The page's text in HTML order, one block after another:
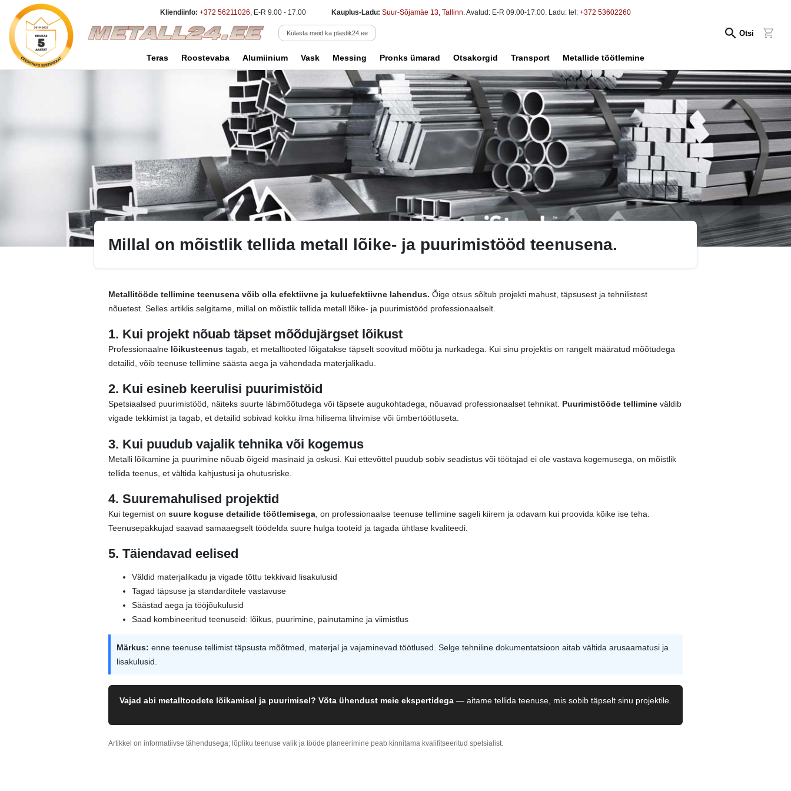
Kliendiinfo: +372 56211026, E-R 9.00 - 17.00 Kauplus-Ladu: Suur-Sõjamäe 13, Tallinn. Avatud: E-R 09.00-17.00. Ladu: tel: +372 53602260
Külasta meid ka plastik24.ee Otsi
Teras Roostevaba Alumiinium Vask Messing Pronks ümarad Otsakorgid Transport Metallide töötlemine
Millal on mõistlik tellida metall lõike- ja puurimistööd teenusena.
Metallitööde tellimine teenusena võib olla efektiivne ja kuluefektiivne lahendus. Õige otsus sõltub projekti mahust, täpsusest ja tehnilistest
nõuetest. Selles artiklis selgitame, millal on mõistlik tellida metall lõike- ja puurimistööd professionaalselt.
1. Kui projekt nõuab täpset mõõdujärgset lõikust
Professionaalne lõikusteenus tagab, et metalltooted lõigatakse täpselt soovitud mõõtu ja nurkadega. Kui sinu projektis on rangelt määratud mõõtudega
detailid, võib teenuse tellimine säästa aega ja vähendada materjalikadu.
2. Kui esineb keerulisi puurimistöid
Spetsiaalsed puurimistööd, näiteks suurte läbimõõtudega või täpsete augukohtadega, nõuavad professionaalset tehnikat. Puurimistööde tellimine väldib
vigade tekkimist ja tagab, et detailid sobivad kokku ilma hilisema lihvimise või ümbertöötluseta.
3. Kui puudub vajalik tehnika või kogemus
Metalli lõikamine ja puurimine nõuab õigeid masinaid ja oskusi. Kui ettevõttel puudub sobiv seadistus või töötajad ei ole vastava kogemusega, on mõistlik
tellida teenus, et vältida kahjustusi ja ohutusriske.
4. Suuremahulised projektid
Kui tegemist on suure koguse detailide töötlemisega , on professionaalse teenuse tellimine sageli kiirem ja odavam kui proovida kõike ise teha.
Teenusepakkujad saavad samaaegselt töödelda suure hulga tooteid ja tagada ühtlase kvaliteedi.
5. Täiendavad eelised
Väldid materjalikadu ja vigade tõttu tekkivaid lisakulusid
Tagad täpsuse ja standarditele vastavuse
Säästad aega ja tööjõukulusid
Saad kombineeritud teenuseid: lõikus, puurimine, painutamine ja viimistlus
Märkus: enne teenuse tellimist täpsusta mõõtmed, materjal ja vajaminevad töötlused. Selge tehniline dokumentatsioon aitab vältida arusaamatusi ja
lisakulusid.
Vajad abi metalltoodete lõikamisel ja puurimisel? Võta ühendust meie ekspertidega — aitame tellida teenuse, mis sobib täpselt sinu projektile.
Artikkel on informatiivse tähendusega; lõpliku teenuse valik ja tööde planeerimine peab kinnitama kvalifitseeritud spetsialist.